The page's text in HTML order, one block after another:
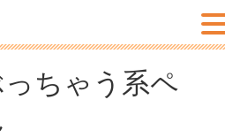
ちゃう系ペ